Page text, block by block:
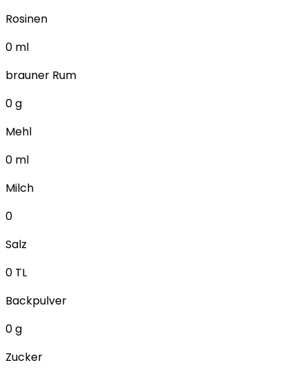
Rosinen
0 ml
brauner Rum
0g
Mehl
0 ml
Milch
0
Salz
0 TL
Backpulver
0g
Zucker